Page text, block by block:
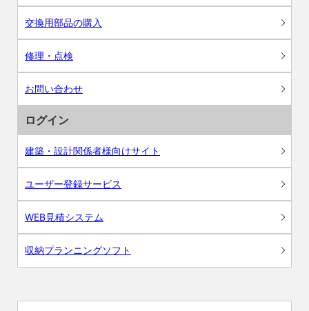
交換用部品の購入
修理・点検
お問い合わせ
ログイン
建築・設計関係者様向けサイト
ユーザー登録サービス
WEB見積システム
収納プランニングソフト